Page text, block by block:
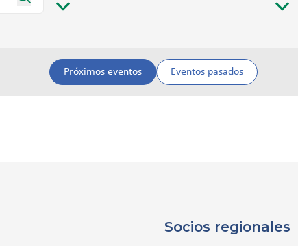
Próximos eventos Eventos pasados
Socios regionales